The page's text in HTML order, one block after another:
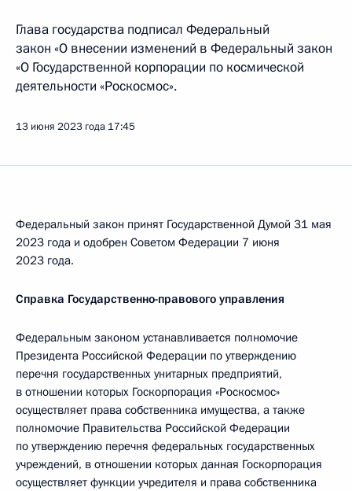
Глава государства подписал Федеральный
закон «О внесении изменений в Федеральный закон
«О Государственной корпорации по космической
деятельности «Роскосмос».
13 июня 2023 года 17:45
Федеральный закон принят Государственной Думой 31 мая
2023 года и одобрен Советом Федерации 7 июня
2023 года.
Справка Государственно-правового управления
Федеральным законом устанавливается полномочие
Президента Российской Федерации по утверждению
перечня государственных унитарных предприятий,
в отношении которых Госкорпорация «Роскосмос»
осуществляет права собственника имущества, а также
полномочие Правительства Российской Федерации
по утверждению перечня федеральных государственных
учреждений, в отношении которых данная Госкорпорация
осуществляет функции учредителя и права собственника